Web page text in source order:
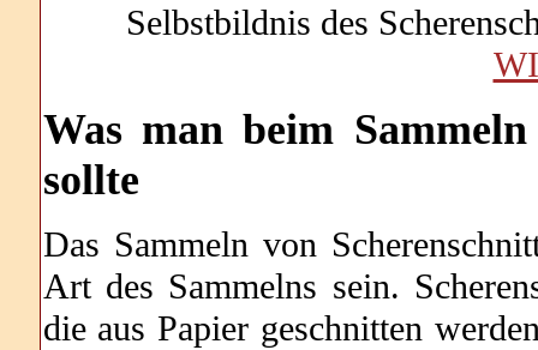
Selbstbildnis des
Wasman beim Sammeln
sollte
Das Sammeln von
Art des Sammelns sein.
die aus Papier geschnitten